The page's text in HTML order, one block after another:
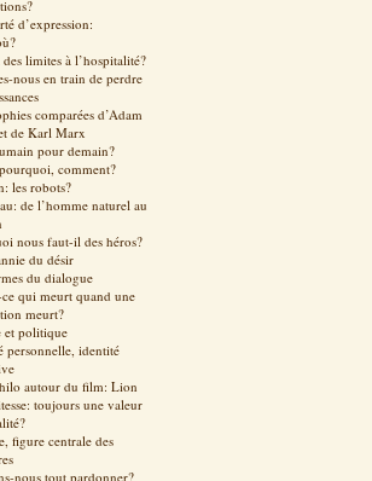
d’expression:
limites à l’hospitalité?
nous en train de perdre
comparées d’Adam
de Karl Marx
pour demain?
comment?
les robots?
de l’homme naturel au
nous faut-il des héros?
du désir
du dialogue
ce qui meurt quand une
meurt?
et politique
personnelle, identité
autour du film: Lion
toujours une valeur
figure centrale des
nous tout pardonner?